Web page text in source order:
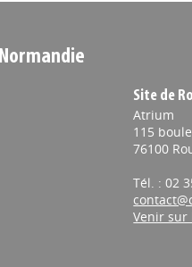
Site de
Atrium
115
76100
Tél. : 02
Venir sur